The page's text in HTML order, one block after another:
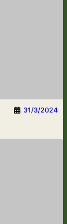
31/3/2024